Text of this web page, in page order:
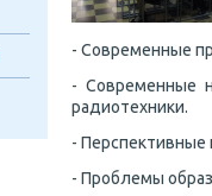
- Современные
- Современные
радиотехники.
- Перспективные
- Проблемы